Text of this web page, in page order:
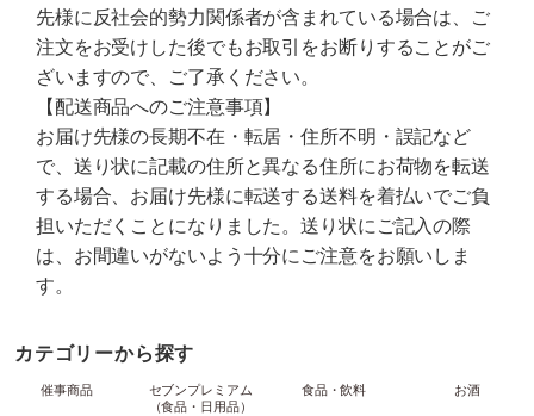
先様に反社会的勢力関係者が含まれている場合は、ご
注文をお受けした後でもお取引をお断りすることがご
ざいますので、ご了承ください。
【配送商品へのご注意事項】
お届け先様の長期不在・転居・住所不明・誤記など
で、送り状に記載の住所と異なる住所にお荷物を転送
する場合、お届け先様に転送する送料を着払いでご負
担いただくことになりました。送り状にご記入の際
は、お間違いがないよう十分にご注意をお願いしま
す。
カテゴリーから探す
催事商品
セブンプレミアム
（食品・日用品）
食品・飲料 お酒